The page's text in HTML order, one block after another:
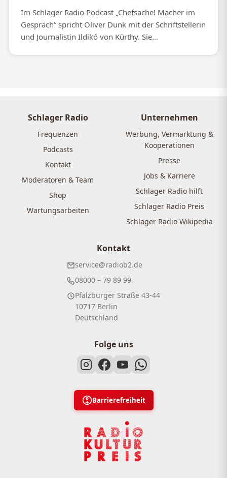
Im Schlager Radio Podcast „Chefsache! Macher im
Gespräch“ spricht Oliver Dunk mit der Schriftstellerin
und Journalistin Ildikó von Kürthy. Sie...
Schlager Radio
Frequenzen
Podcasts
Kontakt
Moderatoren & Team
Shop
Wartungsarbeiten
Unternehmen
Werbung, Vermarktung &
Kooperationen
Presse
Jobs & Karriere
Schlager Radio hilft
Schlager Radio Preis
Schlager Radio Wikipedia
Kontakt
service@radiob2.de
08000 – 79 89 99
Pfalzburger Straße 43-44
10717 Berlin
Deutschland
Folge uns
Barrierefreiheit